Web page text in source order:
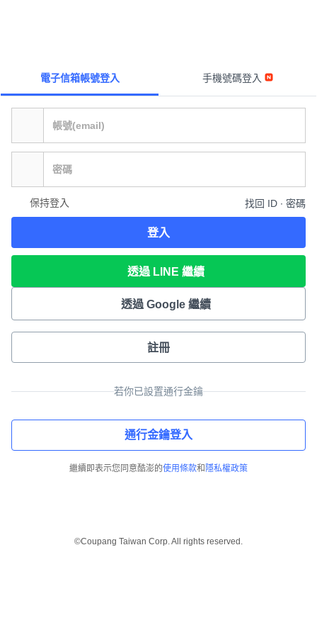
電子信箱帳號登入 手機號碼登入
保持登入 找回 ID ∙ 密碼
登入
透過 LINE 繼續
透過 Google 繼續
註冊
若你已設置通行金鑰
通行金鑰登入
繼續即表示您同意酷澎的使用條款和 隱私權政策
©Coupang Taiwan Corp. All rights reserved.